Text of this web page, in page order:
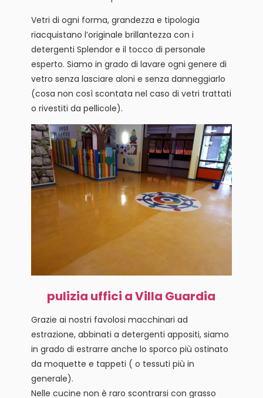
Vetri di ogni forma, grandezza e tipologia
riacquistano l’originale brillantezza con i
detergenti Splendor e il tocco di personale
esperto. Siamo in grado di lavare ogni genere di
vetro senza lasciare aloni e senza danneggiarlo
(cosa non così scontata nel caso di vetri trattati
o rivestiti da pellicole).
pulizia uffici a Villa Guardia
Grazie ai nostri favolosi macchinari ad
estrazione, abbinati a detergenti appositi, siamo
in grado di estrarre anche lo sporco più ostinato
da moquette e tappeti ( o tessuti più in
generale).
Nelle cucine non è raro scontrarsi con grasso